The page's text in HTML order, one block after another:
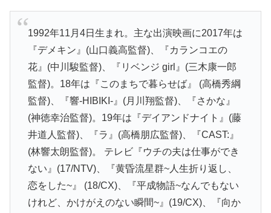
1992年11月4日生まれ。主な出演映画に2017年は
『デメキン』(山口義高監督)、『カランコエの
花』(中川駿監督)、『リベンジ girl』(三木康一郎
監督)。18年は『このまちで暮らせば』 (高橋秀綱
監督)、『響-HIBIKI-』(月川翔監督)、『さかな』
(神徳幸治監督)。19年は『デイアンドナイト』(藤
井道人監督)、『ラ』(高橋朋広監督)、『CAST:』
(林響太朗監督)。 テレビ『ウチの夫は仕事ができ
ない』(17/NTV)、『黄昏流星群~人生折り返し、
恋をした~』 (18/CX)、『平成物語~なんでもない
けれど、かけがえのない瞬間~』(19/CX)、『向か